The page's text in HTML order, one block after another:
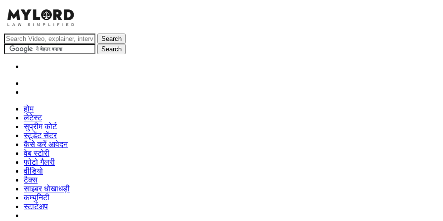
होम
लेटेस्ट
सुप्रीम कोर्ट
स्टूडेंट सेंटर
कैसे करें आवेदन
वेब स्टोरी
फोटो गैलरी
वीडियो
टैक्स
साइबर धोखाधड़ी
कम्युनिटी
स्टार्टअप